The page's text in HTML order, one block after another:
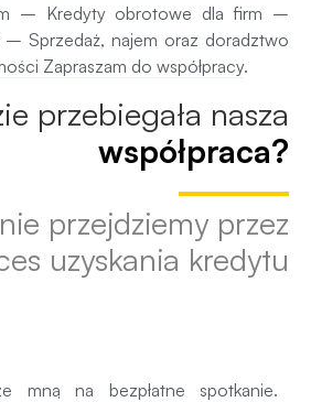
– Kredyty obrotowe dla firm –
Sprzedaż, najem oraz doradztwo
Zapraszam do współpracy.
przebiegała nasza
współpraca?
przejdziemy przez
uzyskania kredytu
mną na bezpłatne spotkanie.